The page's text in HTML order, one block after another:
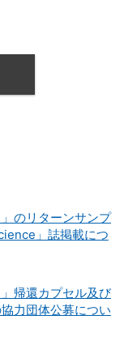
のリターンサンプ
」誌掲載につ
帰還カプセル及び
力団体公募につい